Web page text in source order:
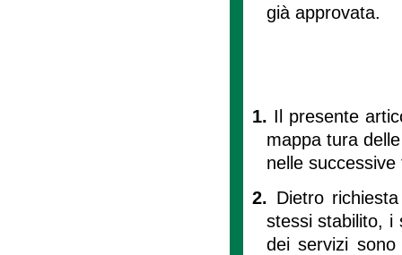
già approvata.
1. Il presente
mappa tura
nelle
2. Dietro
stessi stabilito, i
dei servizi